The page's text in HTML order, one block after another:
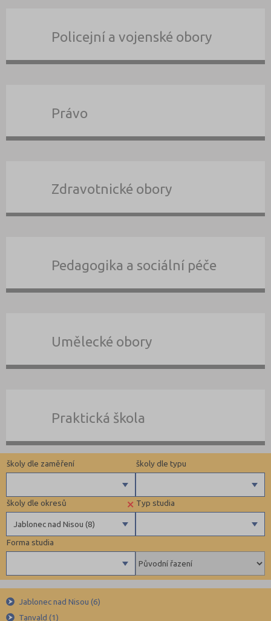
Policejní a vojenské obory
Právo
Zdravotnické obory
Pedagogika a sociální péče
Umělecké obory
Praktická škola
Forma studia
Dálkové
Typ studia
Výuční list
×
Jablonec nad Nisou (8)
školy dle okresů
Benešov (12)
Blansko (13)
Brno-město (67)
školy dle typu
Krajské
školy dle zaměření
Gymnázia
4 letá gymnázia
6 letá gymnázia
Se sportovní přípravou
Lycea
Technické a IT obory
Jablonec nad Nisou (6)
Tanvald (1)